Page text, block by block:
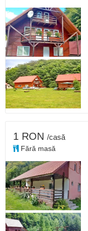
1 RON /casă
Fără masă